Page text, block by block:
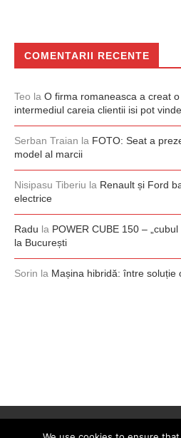
COMENTARII RECENTE
Teo la O firma romaneasca a creat
intermediul careia clientii isi pot
Serban Traian la FOTO: Seat a
model al marcii
Nisipasu Tiberiu la Renault și Ford
electrice
Radu la POWER CUBE 150 –
la București
Sorin la Mașina hibridă: între